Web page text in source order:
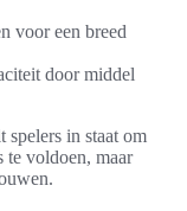
voor een breed
door middel
spelers in staat om
te voldoen, maar